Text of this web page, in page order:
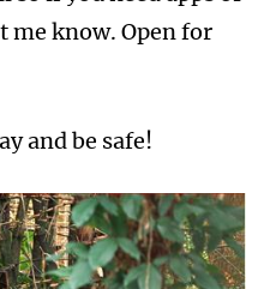
know. Open for
and be safe!